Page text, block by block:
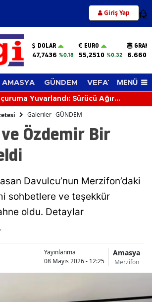
Giriş Yap 12
DOLAR
47,7436 %0.18
EURO
55,2510 %0.32
AMASYA GÜNDEM VEFAT EDENLER
MENÜ
Yuvarlandı: Sürücü Ağır
Galeriler GÜNDEM
Özdemir Bir
Davulcu’nun Merzifon’daki
sohbetlere ve teşekkür
oldu. Detaylar
Yayınlanma
08 Mayıs 2026 - 12:25
Amasya
Merzifon